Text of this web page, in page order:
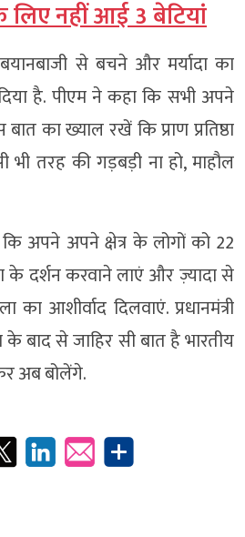
लिए नहीं आई 3 बेटियां
बयानबाजी से बचने और मर्यादा का
है. पीएम ने कहा कि सभी अपने
का ख्याल रखें कि प्राण प्रतिष्ठा
भी तरह की गड़बड़ी ना हो, माहौल
अपने अपने क्षेत्र के लोगों को 22
के दर्शन करवाने लाएं और ज़्यादा से
का आशीर्वाद दिलवाएं. प्रधानमंत्री
बाद से जाहिर सी बात है भारतीय
अब बोलेंगे.